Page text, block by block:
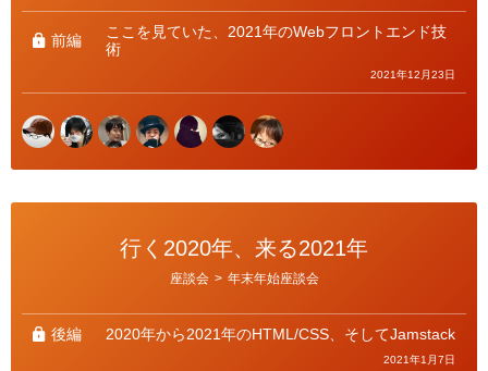
前編
ここを見ていた、2021年のWebフロントエンド技
術
2021年12月23日
行く2020年、来る2021年
リ
ー
座談会 > 年末年始座談会
後編 2020年から2021年のHTML/CSS、そしてJamstack
2021年1月7日